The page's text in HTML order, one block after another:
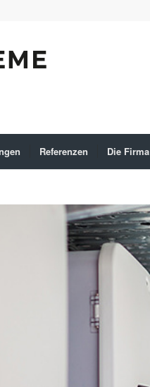
Referenzen Die Firma